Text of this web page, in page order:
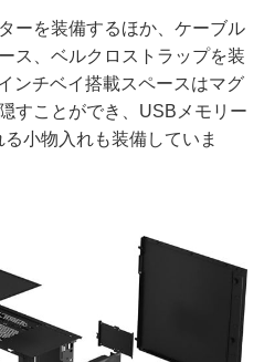
ーを装備するほか、ケーブル
ス、ベルクロストラップを装
ンチベイ搭載スペースはマグ
すことができ、USBメモリー
小物入れも装備していま